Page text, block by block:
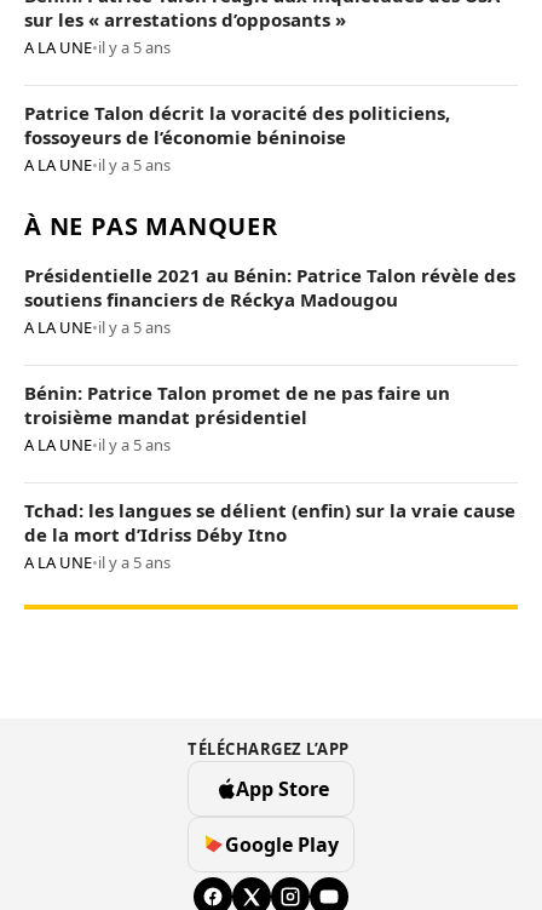
sur les « arrestations d’opposants »
A LA UNE•il y a 5 ans
Patrice Talon décrit la voracité des politiciens,
fossoyeurs de l’économie béninoise
A LA UNE•il y a 5 ans
À NE PAS MANQUER
Présidentielle 2021 au Bénin: Patrice Talon révèle des
soutiens financiers de Réckya Madougou
A LA UNE•il y a 5 ans
Bénin: Patrice Talon promet de ne pas faire un
troisième mandat présidentiel
A LA UNE•il y a 5 ans
Tchad: les langues se délient (enfin) sur la vraie cause
de la mort d’Idriss Déby Itno
A LA UNE•il y a 5 ans
TÉLÉCHARGEZ L’APP
App Store
Google Play